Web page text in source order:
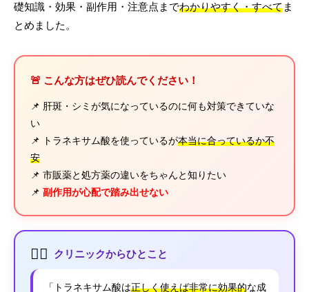
礎知識・効果・副作用・注意点までわかりやすく・すべてま
とめました。
🚨 こんな方はぜひ読んでください！
📌 肝斑・シミが気になっているのに何も対策できていな
い
📌 トラネキサム酸を使っているが本当に合っているか不
安
📌 市販薬と処方薬の違いをちゃんと知りたい
📌 副作用が心配で踏み出せない
👩‍⚕️ クリニックからひとこと
「トラネキサム酸は正しく使えば非常に効果的な成